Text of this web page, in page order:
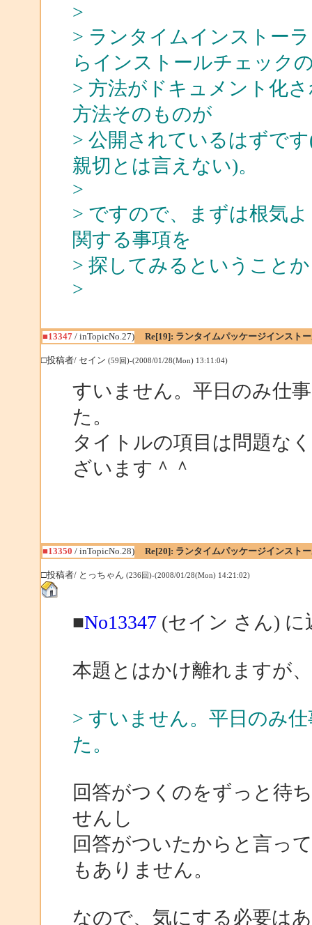
>
> ランタイムインストー
らインストールチェック
> 方法がドキュメント化
方法そのものが
> 公開されているはずで
親切とは言えない)。
>
> ですので、まずは根気
関する事項を
> 探してみるということ
>
■13347/ inTopicNo.27) Re[19]: ランタイムパッケージインスト
□投稿者/ セイン (59回)-(2008/01/28(Mon) 13:11:04)
すいません。平日のみ仕
た。
タイトルの項目は問題な
ざいます＾＾
■13350 / inTopicNo.28) Re[20]: ランタイムパッケージインスト
□投稿者/ とっちゃん (236回)-(2008/01/28(Mon) 14:21:02)
■No13347(セイン さん) に
本題とはかけ離れますが
> すいません。平日のみ
た。
回答がつくのをずっと待
せんし
回答がついたからと言っ
もありません。
なので、気にする必要は